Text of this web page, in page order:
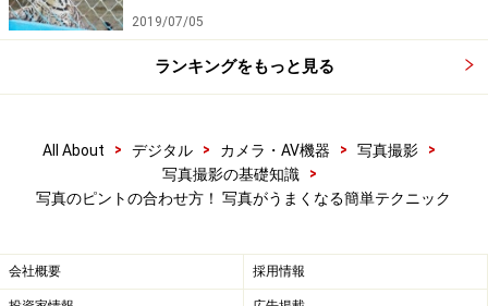
上と同じ状況で、フォーカスロックを利用して撮影した
もの。ピントがしっかり合わせたかった犬のところに来
ピント合わせする前、ファインダーや液晶画面を見なが
らフレームを整えます。先のフレームを作り、その画面
2019/07/05
ランキングをもっと見る
All About > デジタル > カメラ・AV機器 > 写真撮影
>
写真撮影の基礎知識
>
写真のピントの合わせ方！ 写真がうまくなる簡単テクニック
会社概要 採用情報